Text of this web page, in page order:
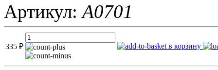
Артикул:A0701
335 ₽ в корзину